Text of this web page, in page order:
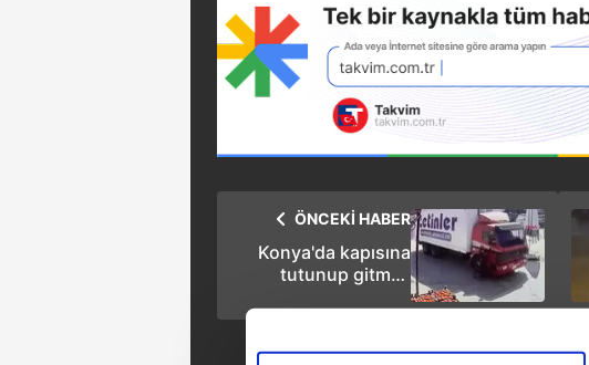
ÖNCEKİ HABER
Konya'da kapısına
tutunup gitmek